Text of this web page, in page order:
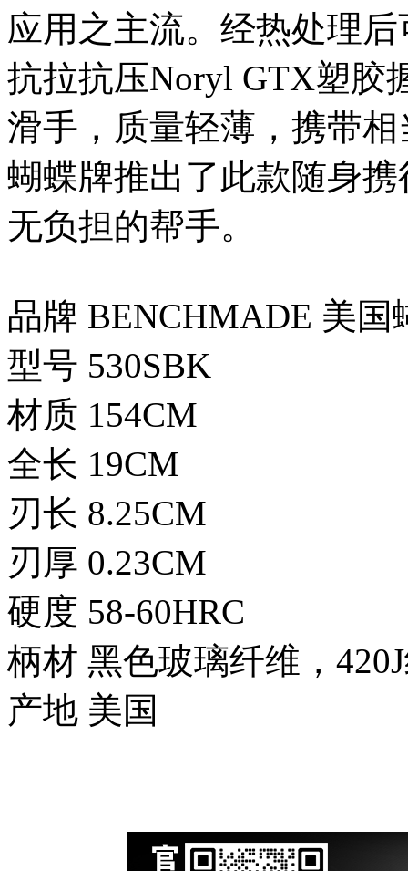
应用之主流。经热处理
抗拉抗压Noryl GTX塑胶
滑手，质量轻薄，携带
蝴蝶牌推出了此款随身
无负担的帮手。
品牌 BENCHMADE 美
型号 530SBK
材质 154CM
全长 19CM
刃长 8.25CM
刃厚 0.23CM
硬度 58-60HRC
柄材 黑色玻璃纤维，
产地 美国